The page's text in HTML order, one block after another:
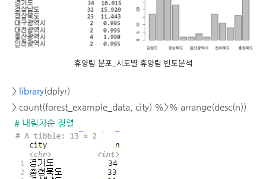
휴양림 분포_시도별 휴양림 빈도분석
> library(dplyr)
> count(forest_example_data, city) %>% arrange(desc(n))
# 내림차순 정렬